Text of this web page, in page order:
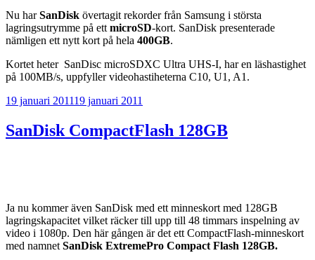
Nu harSanDisk övertagit rekorder från Samsung i största
lagringsutrymme på ett microSD-kort. SanDisk presenterade
nämligen ett nytt kort på hela 400GB.
Kortet heter SanDisc microSDXC Ultra UHS-I, har en läshastighet
på 100MB/s, uppfyller videohastiheterna C10, U1, A1.
Publicerat
19 januari 201119 januari 2011
SanDisk CompactFlash 128GB
Ja nu kommer även SanDisk med ett minneskort med 128GB
lagringskapacitet vilket räcker till upp till 48 timmars inspelning av
video i 1080p. Den här gången är det ett CompactFlash-minneskort
med namnet SanDisk ExtremePro Compact Flash 128GB.